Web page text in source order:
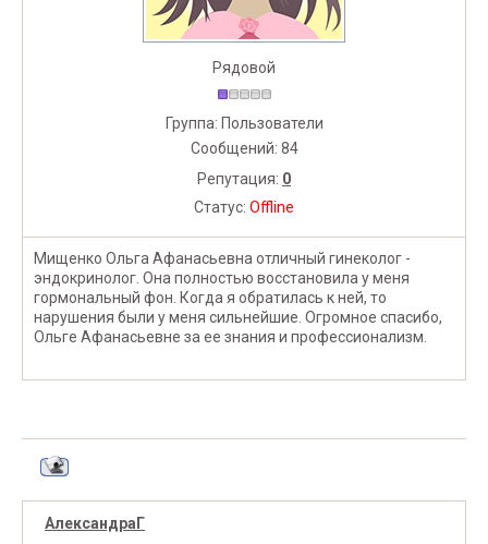
Рядовой
Группа: Пользователи
Сообщений: 84
Репутация: 0
Статус: Offline
Мищенко Ольга Афанасьевна отличный гинеколог -
эндокринолог. Она полностью восстановила у меня
гормональный фон. Когда я обратилась к ней, то
нарушения были у меня сильнейшие. Огромное спасибо,
Ольге Афанасьевне за ее знания и профессионализм.
АлександраГ